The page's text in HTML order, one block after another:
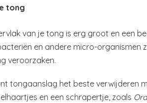
tong
van je tong is erg groot en een
en andere micro-organismen
veroorzaken.
tongaanslag het beste verwijderen
en een schrapertje, zoals